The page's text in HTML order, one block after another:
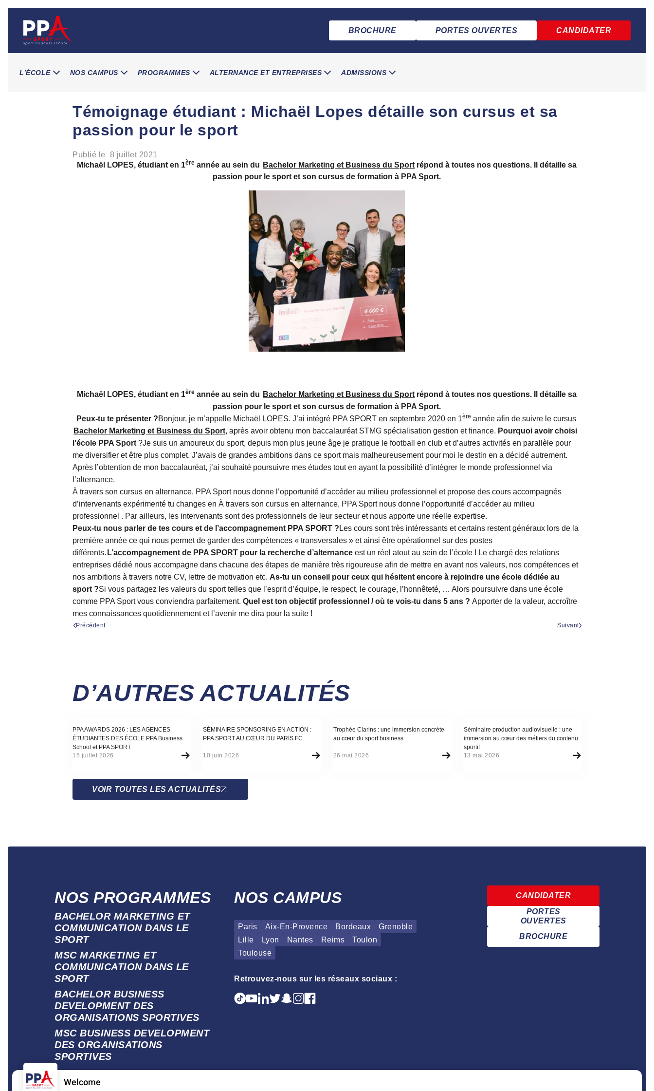
content
BROCHURE PORTES OUVERTES CANDIDATER
L’ÉCOLE NOS CAMPUS PROGRAMMES ALTERNANCE ET ENTREPRISES ADMISSIONS
Témoignage étudiant : Michaël Lopes détaille son cursus et sa
passion pour le sport
Publié le 8 juillet 2021
Michaël LOPES, étudiant en 1ère année au sein du Bachelor Marketing et Business du Sport répond à toutes nos questions. Il détaille sa
passion pour le sport et son cursus de formation à PPA Sport.
Michaël LOPES, étudiant en 1ère année au sein du Bachelor Marketing et Business du Sport répond à toutes nos questions. Il détaille sa
passion pour le sport et son cursus de formation à PPA Sport.
Peux-tu te présenter ?Bonjour, je m’appelle Michaël LOPES. J’ai intégré PPA SPORT en septembre 2020 en 1ère année afin de suivre le cursus
Bachelor Marketing et Business du Sport, après avoir obtenu mon baccalauréat STMG spécialisation gestion et finance. Pourquoi avoir choisi
l’école PPA Sport ?Je suis un amoureux du sport, depuis mon plus jeune âge je pratique le football en club et d’autres activités en parallèle pour
me diversifier et être plus complet. J’avais de grandes ambitions dans ce sport mais malheureusement pour moi le destin en a décidé autrement.
Après l’obtention de mon baccalauréat, j’ai souhaité poursuivre mes études tout en ayant la possibilité d’intégrer le monde professionnel via
l’alternance.
À travers son cursus en alternance, PPA Sport nous donne l’opportunité d’accéder au milieu professionnel et propose des cours accompagnés
d’intervenants expérimenté tu changes en À travers son cursus en alternance, PPA Sport nous donne l’opportunité d’accéder au milieu
professionnel . Par ailleurs, les intervenants sont des professionnels de leur secteur et nous apporte une réelle expertise.
Peux-tu nous parler de tes cours et de l’accompagnement PPA SPORT ? Les cours sont très intéressants et certains restent généraux lors de la
première année ce qui nous permet de garder des compétences « transversales » et ainsi être opérationnel sur des postes
différents. L’accompagnement de PPA SPORT pour la recherche d’alternance est un réel atout au sein de l’école ! Le chargé des relations
entreprises dédié nous accompagne dans chacune des étapes de manière très rigoureuse afin de mettre en avant nos valeurs, nos compétences et
nos ambitions à travers notre CV, lettre de motivation etc. As-tu un conseil pour ceux qui hésitent encore à rejoindre une école dédiée au
sport ?Si vous partagez les valeurs du sport telles que l’esprit d’équipe, le respect, le courage, l’honnêteté, … Alors poursuivre dans une école
comme PPA Sport vous conviendra parfaitement.Quel est ton objectif professionnel / où te vois-tu dans 5 ans ?Apporter de la valeur, accroître
mes connaissances quotidiennement et l’avenir me dira pour la suite !
Précédent Suivant
D’AUTRES ACTUALITÉS
Actualité
PPA AWARDS 2026 : LES AGENCES
ÉTUDIANTES DES ÉCOLE PPA Business
School et PPA SPORT
15 juillet 2026
Actualité
SÉMINAIRE SPONSORING EN ACTION :
PPA SPORT AU CŒUR DU PARIS FC
10 juin 2026
Actualité
Trophée Clarins : une immersion concrète
au cœur du sport business
26 mai 2026
Actualité
Séminaire production audiovisuelle : une
immersion au cœur des métiers du contenu
sportif
13 mai 2026
VOIR TOUTES LES ACTUALITÉS
NOS PROGRAMMES
BACHELOR MARKETING ET
COMMUNICATION DANS LE
SPORT
MSC MARKETING ET
COMMUNICATION DANS LE
SPORT
BACHELOR BUSINESS
DEVELOPMENT DES
ORGANISATIONS SPORTIVES
MSC BUSINESS DEVELOPMENT
DES ORGANISATIONS
SPORTIVES
NOS CAMPUS
Paris Aix-En-Provence Bordeaux
Grenoble
Lille
Lyon Nantes Reims
Toulon
Toulouse
Retrouvez-nous sur les réseaux sociaux :
CANDIDATER
PORTES
OUVERTES
BROCHURE
Welcome